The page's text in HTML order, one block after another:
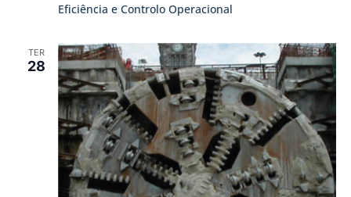
Eficiência e Controlo Operacional
TER
28